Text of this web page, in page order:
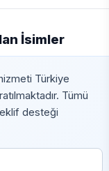
İsimler
Türkiye
Tümü
desteği